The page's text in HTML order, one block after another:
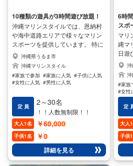
10種類の遊具が3時間遊び放題！
沖縄マリンスタイルでは、恩納村
や海中道路エリアで様々なマリン
スポーツを提供しています。 特に
人気なのが！！！「半日遊び放題プ
ラン」！！！ 1:ジェットツーリン
グ 2:フライボード 3:ホバーボード
4:ウェイクボード 5:バナナボート
ドワインダー 9:ミニマーブル
10:SAPの、 10種類のマリンスポ
ーツを3時間遊び放題でお楽しみい
ただけます。 グループやご家族で
思いっきり楽しむのに最適です。
【追加オプション】 多数そろえてお
りますのでお問い合わせくださ
い！！
沖縄県うるま市
沖縄マリンスタイル
#家族で参加 #家族に人気 #子供に人気
#女性に人気 #男性に人気
定 員 2～30名
！！人数無制限！！
大人1名 ￥60,000
子供1名 ￥0
詳細を見る
6時
スポ
マリ
縄マ
日遊
チ・
中！
くだ
10種
ゆく
な
ング
ド
ト
イド
快に
#家族
#女性
定
大人
子供